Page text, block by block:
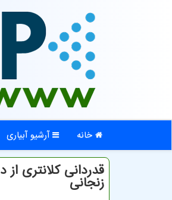
خانه آرشیو آبیاری
قدردانی كلانتری
زنجانی